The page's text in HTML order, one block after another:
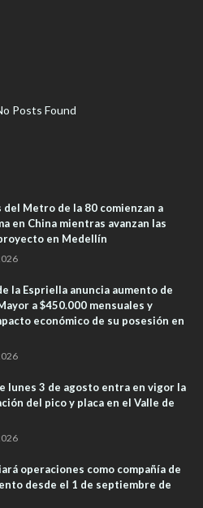
Posts Found
del Metro de la 80 comienzan a
en China mientras avanzan las
en Medellín
la Espriella anuncia aumento de
a $450.000 mensuales y
económico de su posesión en
lunes 3 de agosto entra en vigor la
del pico y placa en el Valle de
operaciones como compañía de
desde el 1 de septiembre de